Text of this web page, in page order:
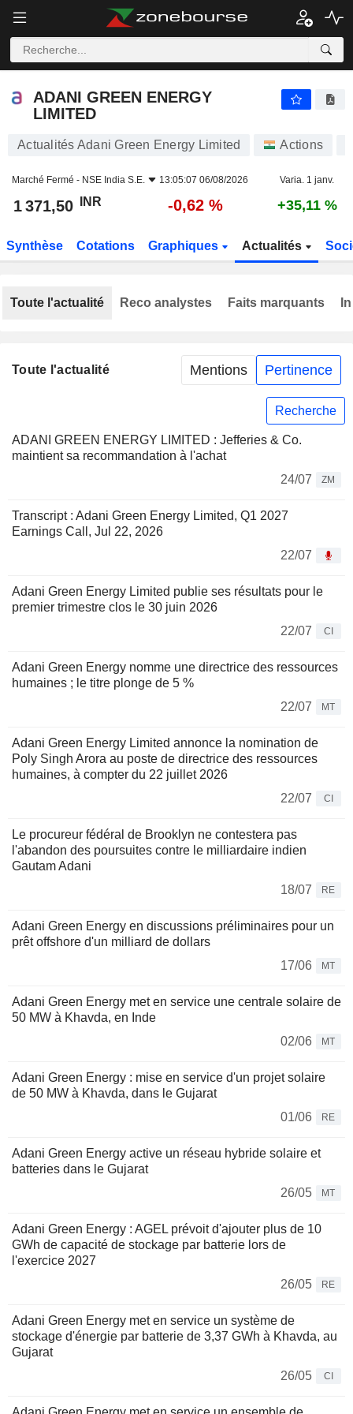
ADANI GREEN ENERGY
LIMITED
Actualités Adani Green Energy Limited Actions
Marché Fermé - NSE India S.E. 13:05:07 06/08/2026 Varia. 1 janv.
1 371,50 INR -0,62 % +35,11 %
Synthèse Cotations Graphiques Actualités
Toute l'actualité Mentions Pertinence
Recherche
ADANI GREEN ENERGY LIMITED : Jefferies & Co.
maintient sa recommandation à l'achat
24/07
ZM
Transcript : Adani Green Energy Limited, Q1 2027
Earnings Call, Jul 22, 2026
22/07
Adani Green Energy Limited publie ses résultats pour le
premier trimestre clos le 30 juin 2026
22/07
CI
Adani Green Energy nomme une directrice des ressources
humaines ; le titre plonge de 5 %
22/07
MT
Adani Green Energy Limited annonce la nomination de
Poly Singh Arora au poste de directrice des ressources
humaines, à compter du 22 juillet 2026
22/07
CI
Le procureur fédéral de Brooklyn ne contestera pas
l'abandon des poursuites contre le milliardaire indien
Gautam Adani
18/07
RE
Adani Green Energy en discussions préliminaires pour un
prêt offshore d'un milliard de dollars
17/06
MT
Adani Green Energy met en service une centrale solaire de
50 MW à Khavda, en Inde
02/06
MT
Adani Green Energy : mise en service d'un projet solaire
de 50 MW à Khavda, dans le Gujarat
01/06
RE
Adani Green Energy active un réseau hybride solaire et
batteries dans le Gujarat
26/05
MT
Adani Green Energy : AGEL prévoit d'ajouter plus de 10
GWh de capacité de stockage par batterie lors de
l'exercice 2027
26/05
RE
Adani Green Energy met en service un système de
stockage d'énergie par batterie de 3,37 GWh à Khavda, au
Gujarat
26/05
CI
Toute l'actualité Reco analystes Faits marquants